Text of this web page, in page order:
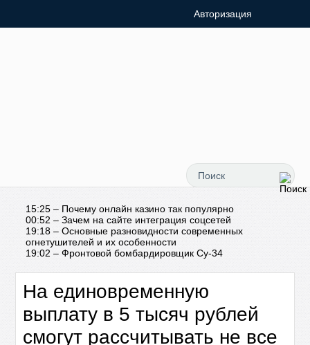
Авторизация
15:25 – Почему онлайн казино так популярно
00:52 – Зачем на сайте интеграция соцсетей
19:18 – Основные разновидности современных
огнетушителей и их особенности
19:02 – Фронтовой бомбардировщик Су-34
На единовременную
выплату в 5 тысяч рублей
смогут рассчитывать не все